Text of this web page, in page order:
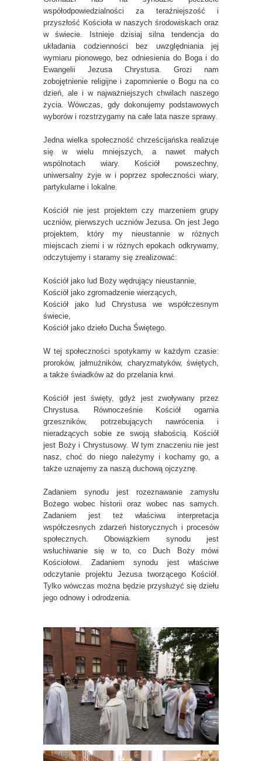
współodpowiedzialności za teraźniejszość i
przyszłość Kościoła w naszych środowiskach oraz
w świecie. Istnieje dzisiaj silna tendencja do
układania codzienności bez uwzględniania jej
wymiaru pionowego, bez odniesienia do Boga i do
Ewangelii Jezusa Chrystusa. Grozi nam
zobojętnienie religijne i zapomnienie o Bogu na co
dzień, ale i w najważniejszych chwilach naszego
życia. Wówczas, gdy dokonujemy podstawowych
wyborów i rozstrzygamy na całe lata nasze sprawy.
Jedna wielka społeczność chrześcijańska realizuje
się w wielu mniejszych, a nawet małych
wspólnotach wiary. Kościół powszechny,
uniwersalny żyje w i poprzez społeczności wiary,
partykularne i lokalne.
Kościół nie jest projektem czy marzeniem grupy
uczniów, pierwszych uczniów Jezusa. On jest Jego
projektem, który my nieustannie w różnych
miejscach ziemi i w różnych epokach odkrywamy,
odczytujemy i staramy się zrealizować:
Kościół jako lud Boży wędrujący nieustannie,
Kościół jako zgromadzenie wierzących,
Kościół jako lud Chrystusa we współczesnym
świecie,
Kościół jako dzieło Ducha Świętego.
W tej społeczności spotykamy w każdym czasie:
proroków, jałmużników, charyzmatyków, świętych,
a także świadków aż do przelania krwi.
Kościół jest święty, gdyż jest zwoływany przez
Chrystusa. Równocześnie Kościół ogarnia
grzeszników, potrzebujących nawrócenia i
nieradzących sobie ze swoją słabością. Kościół
jest Boży i Chrystusowy. W tym znaczeniu nie jest
nasz, choć do niego należymy i kochamy go, a
także uznajemy za naszą duchową ojczyznę.
Zadaniem synodu jest rozeznawanie zamysłu
Bożego wobec historii oraz wobec nas samych.
Zadaniem jest też właściwa interpretacja
współczesnych zdarzeń historycznych i procesów
społecznych. Obowiązkiem synodu jest
wsłuchiwanie się w to, co Duch Boży mówi
Kościołowi. Zadaniem synodu jest właściwe
odczytanie projektu Jezusa tworzącego Kościół.
Tylko wówczas można będzie przysłużyć się dziełu
jego odnowy i odrodzenia.